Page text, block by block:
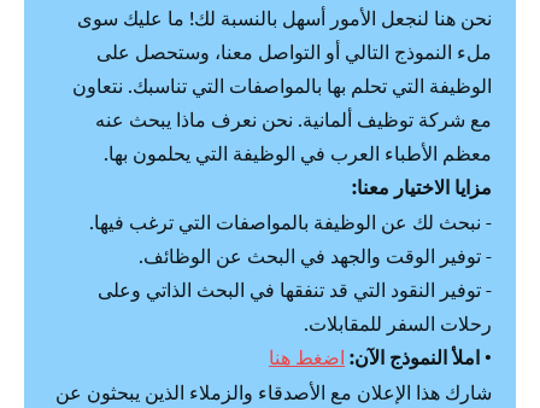
نحن هنا لنجعل الأمور أسهل بالنسبة لك! ما عليك سوى
ملء النموذج التالي أو التواصل معنا، وستحصل على
الوظيفة التي تحلم بها بالمواصفات التي تناسبك. نتعاون
مع شركة توظيف ألمانية. نحن نعرف ماذا يبحث عنه
معظم الأطباء العرب في الوظيفة التي يحلمون بها.
مزايا الاختيار معنا:
- نبحث لك عن الوظيفة بالمواصفات التي ترغب فيها.
- توفير الوقت والجهد في البحث عن الوظائف.
- توفير النقود التي قد تنفقها في البحث الذاتي وعلى
رحلات السفر للمقابلات.
• املأ النموذج الآن: اضغط هنا
شارك هذا الإعلان مع الأصدقاء والزملاء الذين يبحثون عن